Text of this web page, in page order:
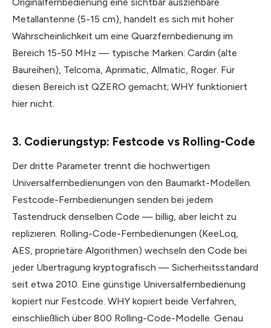
Metallantenne (5-15 cm), handelt es sich mit hoher
Wahrscheinlichkeit um eine Quarzfernbedienung im
Bereich 15-50 MHz — typische Marken: Cardin (alte
Baureihen), Telcoma, Aprimatic, Allmatic, Roger. Für
diesen Bereich ist QZERO gemacht; WHY funktioniert
hier nicht.
3. Codierungstyp: Festcode vs Rolling-Code
Der dritte Parameter trennt die hochwertigen
Universalfernbedienungen von den Baumarkt-Modellen.
Festcode-Fernbedienungen senden bei jedem
Tastendruck denselben Code — billig, aber leicht zu
replizieren. Rolling-Code-Fernbedienungen (KeeLoq,
AES, proprietäre Algorithmen) wechseln den Code bei
jeder Übertragung kryptografisch — Sicherheitsstandard
seit etwa 2010. Eine günstige Universalfernbedienung
kopiert nur Festcode. WHY kopiert beide Verfahren,
einschließlich über 800 Rolling-Code-Modelle. Genau